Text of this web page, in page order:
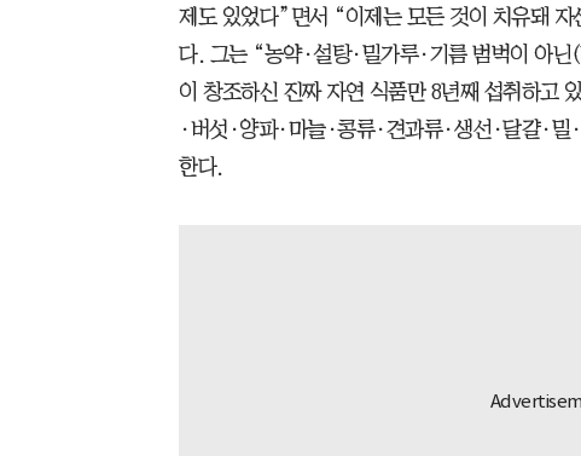
제도 있었다”면서 “이제는 모든 것이 치유돼
다. 그는 “농약·설탕·밀가루·기름 범벅이 아
이 창조하신 진짜 자연 식품만 8년째 섭취하고
·버섯·양파·마늘·콩류·견과류·생선·달걀·
한다.